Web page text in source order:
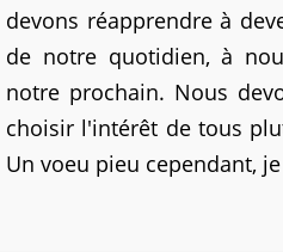
devons réapprendre à
de notre quotidien, à
notre prochain. Nous
choisir l'intérêt de tous
Un voeu pieu cependant,